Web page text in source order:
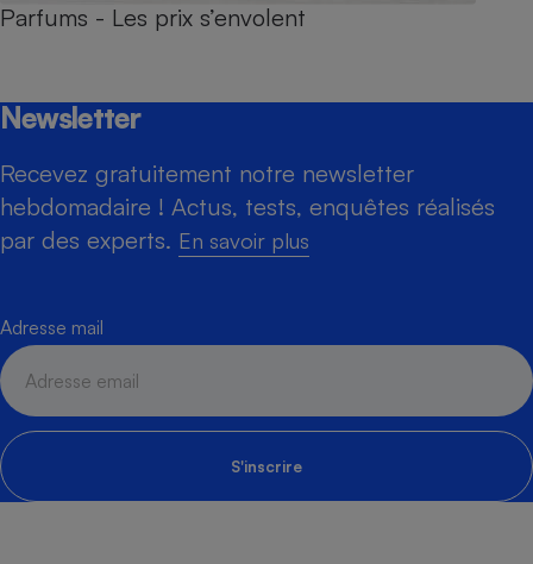
Parfums - Les prix s’envolent
Newsletter
Recevez gratuitement notre newsletter
hebdomadaire ! Actus, tests, enquêtes réalisés
par des experts. En savoir plus
Adresse mail
S'inscrire